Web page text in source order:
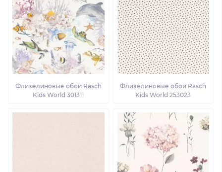
Флизелиновые обои Rasch
Kids World 301311
Флизелиновые обои Rasch
Kids World 253023